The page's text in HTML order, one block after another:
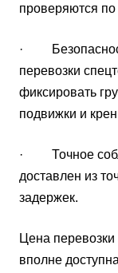
проверяются
·
перевозки
фиксировать
подвижки и
· Точное
доставлен из
задержек.
Цена
вполне